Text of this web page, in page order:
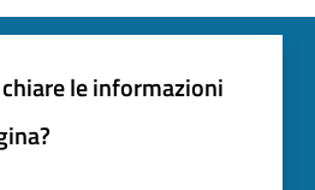
le informazioni